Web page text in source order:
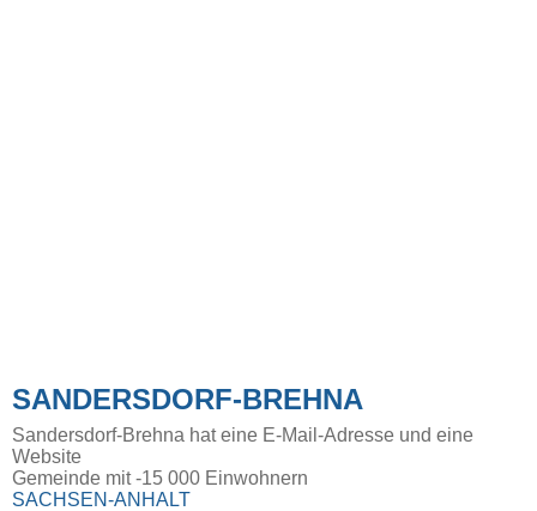
SANDERSDORF-BREHNA
Sandersdorf-Brehna hat eine E-Mail-Adresse und eine
Website
Gemeinde mit -15 000 Einwohnern
SACHSEN-ANHALT